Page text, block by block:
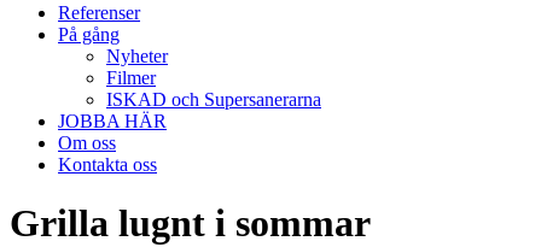
Referenser
På gång
Nyheter
Filmer
ISKAD och Supersanerarna
JOBBA HÄR
Om oss
Kontakta oss
Grilla lugnt i sommar